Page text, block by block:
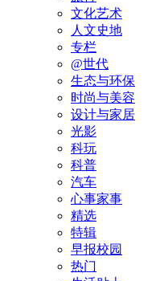
文化艺术
人文史地
专栏
@世代
生态与环保
时尚与美容
设计与家居
光影
科玩
科普
汽车
心事家事
精选
特辑
早报校园
热门